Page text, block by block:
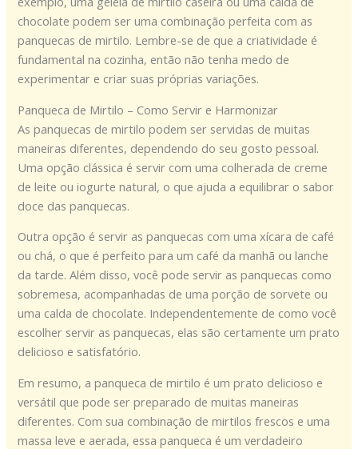
chocolate podem ser uma combinação perfeita com as
panquecas de mirtilo. Lembre-se de que a criatividade é
fundamental na cozinha, então não tenha medo de
experimentar e criar suas próprias variações.
Panqueca de Mirtilo – Como Servir e Harmonizar
As panquecas de mirtilo podem ser servidas de muitas
maneiras diferentes, dependendo do seu gosto pessoal.
Uma opção clássica é servir com uma colherada de creme
de leite ou iogurte natural, o que ajuda a equilibrar o sabor
doce das panquecas.
Outra opção é servir as panquecas com uma xícara de café
ou chá, o que é perfeito para um café da manhã ou lanche
da tarde. Além disso, você pode servir as panquecas como
sobremesa, acompanhadas de uma porção de sorvete ou
uma calda de chocolate. Independentemente de como você
escolher servir as panquecas, elas são certamente um prato
delicioso e satisfatório.
Em resumo, a panqueca de mirtilo é um prato delicioso e
versátil que pode ser preparado de muitas maneiras
diferentes. Com sua combinação de mirtilos frescos e uma
massa leve e aerada, essa panqueca é um verdadeiro